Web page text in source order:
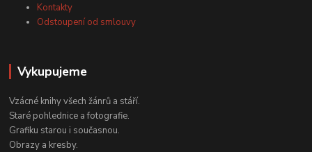
Kontakty
Odstoupení od smlouvy
Vykupujeme
Vzácné knihy všech žánrů a stáří.
Staré pohlednice a fotografie.
Grafiku starou i současnou.
Obrazy a kresby.